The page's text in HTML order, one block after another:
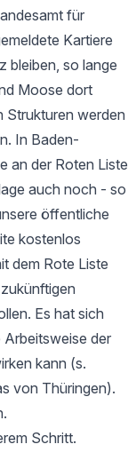
für
Kartiere
bleiben, so lange
Moose dort
Strukturen werden
In Baden-
an der Roten Liste
auch noch - so
öffentliche
kostenlos
dem Rote Liste
Es hat sich
der
kann (s.
von Thüringen).
Schritt.